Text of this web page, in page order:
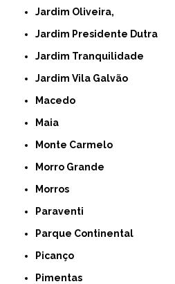
Jardim Oliveira,
Jardim Presidente Dutra
Jardim Tranquilidade
Jardim Vila Galvão
Macedo
Maia
Monte Carmelo
Morro Grande
Morros
Paraventi
Parque Continental
Picanço
Pimentas